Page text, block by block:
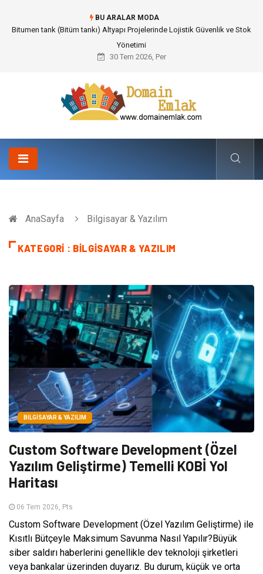
BU ARALAR MODA
Güvenilir Chip Satışı: Kesintisiz Poker Deneyimi İçin Profesyonel Destek
30 Tem 2026, Per
AnaSayfa Bilgisayar & Yazılım
KATEGORI : BILGISAYAR & YAZILIM
BILGISAYAR & YAZILIM
Custom Software Development (Özel
Yazılım Geliştirme) Temelli KOBİ Yol
Haritası
06 Tem 2026, Pts
Custom Software Development (Özel Yazılım Geliştirme) ile
Kısıtlı Bütçeyle Maksimum Savunma Nasıl Yapılır?Büyük
siber saldırı haberlerini genellikle dev teknoloji şirketleri
veya bankalar üzerinden duyarız. Bu durum, küçük ve orta